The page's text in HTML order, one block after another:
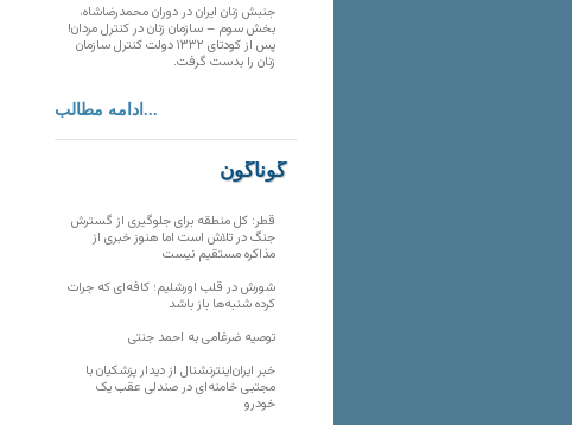
جنبش زنان ایران در دوران محمدرضاشاه،
بخش سوم – سازمان زنان در کنترل مردان!
پس از کودتای ۱۳۳۲ دولت کنترل سازمان
زنان را بدست گرفت.
ادامه مطالب...
گوناگون
قطر: کل منطقه برای جلوگیری از گسترش
جنگ در تلاش است اما هنوز خبری از
مذاکره مستقیم نیست
شورش در قلب اورشلیم؛ کافه‌ای که جرات
کرده شنبه‌ها باز باشد
توصیه ضرغامی به احمد جنتی
خبر ایران‌اینترنشنال از دیدار پزشکیان با
مجتبی خامنه‌ای در صندلی عقب یک
خودرو